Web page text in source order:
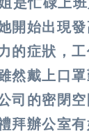
開始出現
的症狀，
然戴上口
司的密閉
拜辦公室